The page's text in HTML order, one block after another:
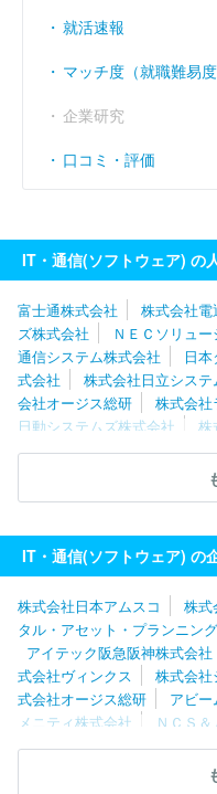
就活速報
マッチ度（就職難易度
企業研究
口コミ・評価
IT・通信(ソフトウェア) の
富士通株式会社 株式会社電
ズ株式会社
ＮＥＣソリュ
通信システム株式会社
日
式会社
株式会社日立システ
会社オージス総研
株式会社
日動システムズ株式会社
株
株式会社
ＳＣＳＫ株式会社
ヤノンＩＴソリューションズ
株式会社
株式会社ＪＳＯＬ
スジャパン
エフサステク
IT・通信(ソフトウェア) の
株式会社日本アムスコ 株式
タル・アセット・プランニング
アイテック阪急阪神株式会社
式会社ヴィンクス
株式会社
式会社オージス総研
アビ
メニティ株式会社
ＮＣＳ
会社日立産業制御ソリューシ
株式会社大塚商会